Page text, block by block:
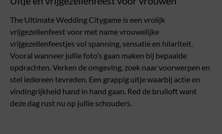
The Ultimate Wedding Citygame is een vrolijk
vrijgezellenfeest voor met name vrouwelijke
vrijgezellenfeestjes vol spanning, sensatie en hilariteit.
Vooral wanneer jullie foto’s gaan maken bij bepaalde
opdrachten. Verken de omgeving, zoek naar voorwerpen en
stel iedereen tevreden. Een grappig uitje waarbij actie en
vindingrijkheid hand in hand gaan. Red de bruiloft want
deze dag rust nu op jullie schouders.